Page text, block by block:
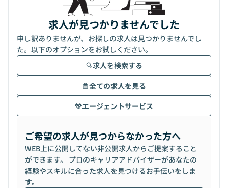
求人が見つかりませんでした
申し訳ありませんが、お探しの求人は見つかりませんでし
た。以下のオプションをお試しください。
求人を検索する
全ての求人を見る
エージェントサービス
ご希望の求人が見つからなかった方へ
WEB上に公開してない非公開求人からご提案すること
ができます。 プロのキャリアアドバイザーがあなたの
経験やスキルに合った求人を見つけるお手伝いをしま
す。